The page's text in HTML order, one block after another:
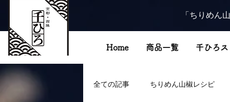
「ちりめん
Home 商品一覧 千ひろ
全ての記事 ちりめん山椒レシピ